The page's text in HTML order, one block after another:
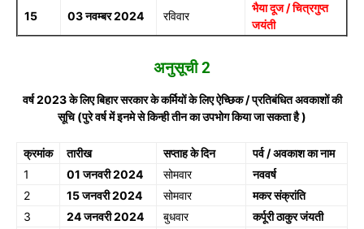
15 03 नवम्बर 2024 रविवार
भैया दूज / चित्रगुप्त
जयंती
अनुसूची 2
वर्ष 2023 के लिए बिहार सरकार के कर्मियों के लिए ऐच्छिक / प्रतिबंधित अवकाशों की
सूचि (पुरे वर्ष में इनमे से किन्ही तीन का उपभोग किया जा सकता है )
क्रमांक तारीख सप्ताह के दिन
पर्व / अवकाश का नाम
1
01 जनवरी 2024 सोमवार
नववर्ष
2
15 जनवरी 2024 सोमवार
मकर संक्रांति
3
24 जनवरी 2024 बुधवार
कर्पूरी ठाकुर जंयती